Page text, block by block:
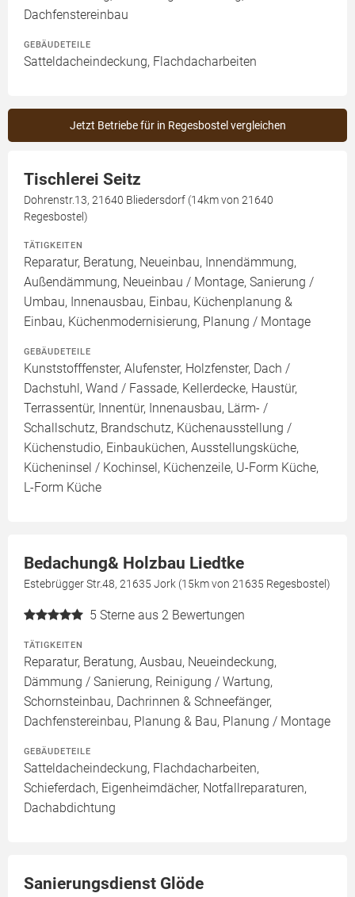
Dachfenstereinbau
GEBÄUDETEILE
Satteldacheindeckung, Flachdacharbeiten
Jetzt Betriebe für in Regesbostel vergleichen
Tischlerei Seitz
Dohrenstr.13, 21640 Bliedersdorf (14km von 21640
Regesbostel)
TÄTIGKEITEN
Reparatur, Beratung, Neueinbau, Innendämmung,
Außendämmung, Neueinbau / Montage, Sanierung /
Umbau, Innenausbau, Einbau, Küchenplanung &
Einbau, Küchenmodernisierung, Planung / Montage
GEBÄUDETEILE
Kunststofffenster, Alufenster, Holzfenster, Dach /
Dachstuhl, Wand / Fassade, Kellerdecke, Haustür,
Terrassentür, Innentür, Innenausbau, Lärm- /
Schallschutz, Brandschutz, Küchenausstellung /
Küchenstudio, Einbauküchen, Ausstellungsküche,
Kücheninsel / Kochinsel, Küchenzeile, U-Form Küche,
L-Form Küche
Bedachung& Holzbau Liedtke
Estebrügger Str.48, 21635 Jork (15km von 21635 Regesbostel)
5 Sterne aus 2 Bewertungen
TÄTIGKEITEN
Reparatur, Beratung, Ausbau, Neueindeckung,
Dämmung / Sanierung, Reinigung / Wartung,
Schornsteinbau, Dachrinnen & Schneefänger,
Dachfenstereinbau, Planung & Bau, Planung / Montage
GEBÄUDETEILE
Satteldacheindeckung, Flachdacharbeiten,
Schieferdach, Eigenheimdächer, Notfallreparaturen,
Dachabdichtung
Sanierungsdienst Glöde